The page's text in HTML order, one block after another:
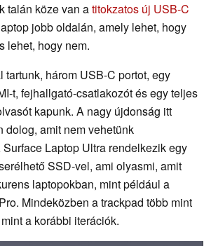
talán köze van atitokzatos új USB-C
jobb oldalán, amely lehet, hogy
lehet, hogy nem.
tartunk, három USB-C portot, egy
t, fejhallgató-csatlakozót és egy teljes
kapunk. A nagy újdonság itt
dolog, amit nem vehetünk
Laptop Ultra rendelkezik egy
SSD-vel, ami olyasmi, amit
laptopokban, mint például a
Mindeközben a trackpad több mint
a korábbi iterációk.